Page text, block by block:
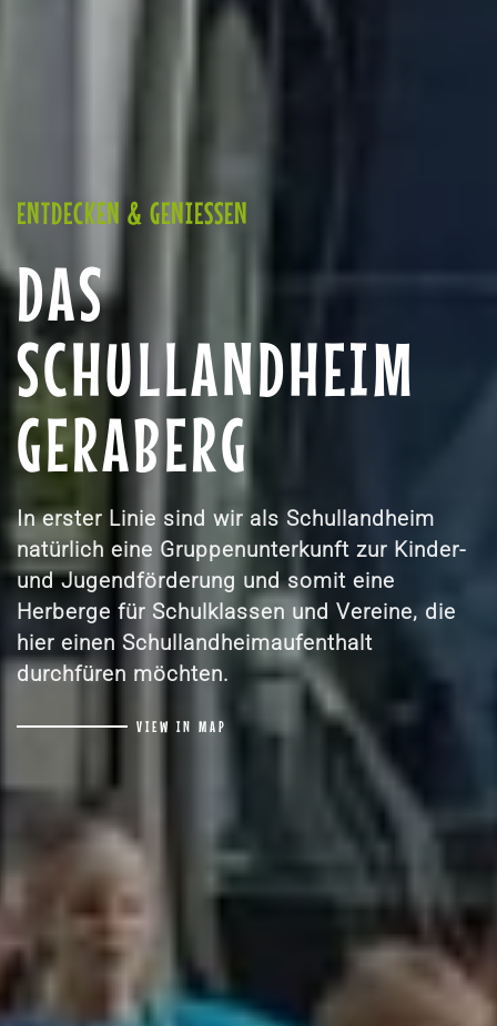
ENTDECKEN & GENIESSEN
DAS
SCHULLANDHEIM
GERABERG
In erster Linie sind wir als Schullandheim
natürlich eine Gruppenunterkunft zur Kinder-
und Jugendförderung und somit eine
Herberge für Schulklassen und Vereine, die
hier einen Schullandheimaufenthalt
durchfüren möchten.
VIEW IN MAP